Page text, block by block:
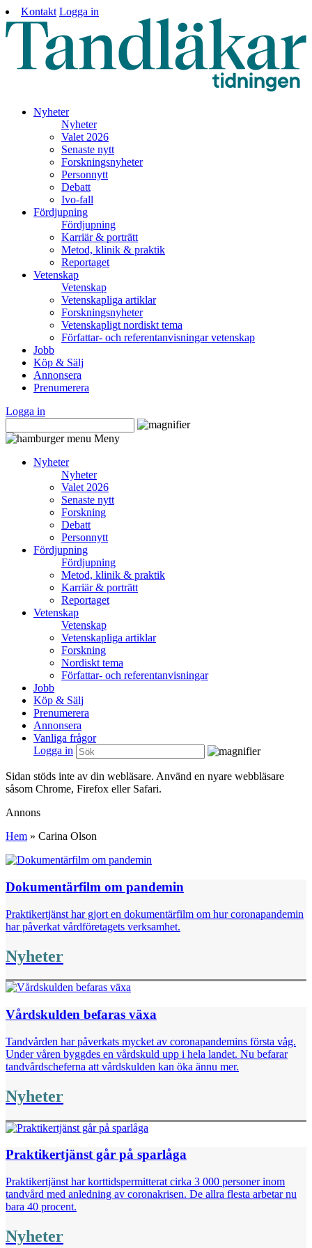
Kontakt Logga in
Nyheter
Nyheter
Valet 2026
Senaste nytt
Forskningsnyheter
Personnytt
Debatt
Ivo-fall
Fördjupning
Fördjupning
Karriär & porträtt
Metod, klinik & praktik
Reportaget
Vetenskap
Vetenskap
Vetenskapliga artiklar
Forskningsnyheter
Vetenskapligt nordiskt tema
Författar- och referentanvisningar vetenskap
Jobb
Köp & Sälj
Annonsera
Prenumerera
Logga in
Meny
Nyheter
Nyheter
Valet 2026
Senaste nytt
Forskning
Debatt
Personnytt
Fördjupning
Fördjupning
Metod, klinik & praktik
Karriär & porträtt
Reportaget
Vetenskap
Vetenskap
Vetenskapliga artiklar
Forskning
Nordiskt tema
Författar- och referentanvisningar
Jobb
Köp & Sälj
Prenumerera
Annonsera
Vanliga frågor
Logga in
Sidan stöds inte av din webläsare. Använd en nyare webbläsare
såsom Chrome, Firefox eller Safari.
Annons
Hem » Carina Olson
Dokumentärfilm om pandemin
Praktikertjänst har gjort en dokumentärfilm om hur coronapandemin
har påverkat vårdföretagets verksamhet.
Nyheter
Vårdskulden befaras växa
Tandvården har påverkats mycket av coronapandemins första våg.
Under våren byggdes en vårdskuld upp i hela landet. Nu befarar
tandvårdscheferna att vårdskulden kan öka ännu mer.
Nyheter
Praktikertjänst går på sparlåga
Praktikertjänst har korttidspermitterat cirka 3 000 personer inom
tandvård med anledning av coronakrisen. De allra flesta arbetar nu
bara 40 procent.
Nyheter